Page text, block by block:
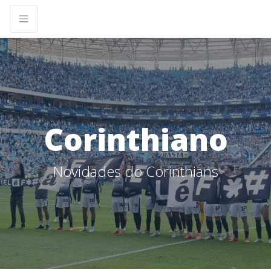
Corinthiano
Novidades do Corinthians